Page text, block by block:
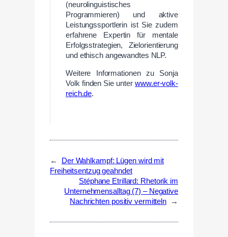
(neurolinguistisches
Programmieren) und aktive
Leistungssportlerin ist Sie zudem
erfahrene Expertin für mentale
Erfolgsstrategien, Zielorientierung
und ethisch angewandtes NLP.
Weitere Informationen zu Sonja
Volk finden Sie unterwww.er-volk-
reich.de.
←
Der Wahlkampf: Lügen wird mit
Freiheitsentzug geahndet
Stéphane Etrillard: Rhetorik im
Unternehmensalltag (7) – Negative
Nachrichten positiv vermitteln
→